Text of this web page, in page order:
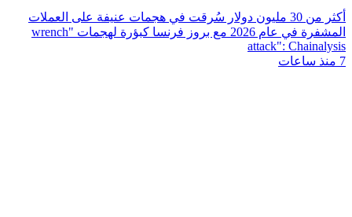
أكثر من 30 مليون دولار سُرقت في هجمات عنيفة على العملات
المشفرة في عام 2026 مع بروز فرنسا كبؤرة لهجمات "wrench
attack": Chainalysis
7 منذ ساعات